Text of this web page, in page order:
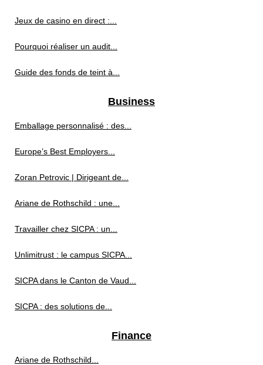
Jeux de casino en direct :...
Pourquoi réaliser un audit...
Guide des fonds de teint à...
Business
Emballage personnalisé : des...
Europe’s Best Employers...
Zoran Petrovic | Dirigeant de...
Ariane de Rothschild : une...
Travailler chez SICPA : un...
Unlimitrust : le campus SICPA...
SICPA dans le Canton de Vaud...
SICPA : des solutions de...
Finance
Ariane de Rothschild...